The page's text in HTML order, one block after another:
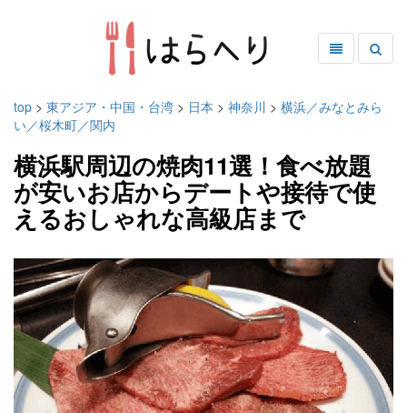
top > 東アジア・中国・台湾 > 日本 > 神奈川 > 横浜／みなとみら
い／桜木町／関内
横浜駅周辺の焼肉11選！食べ放題
が安いお店からデートや接待で使
えるおしゃれな高級店まで